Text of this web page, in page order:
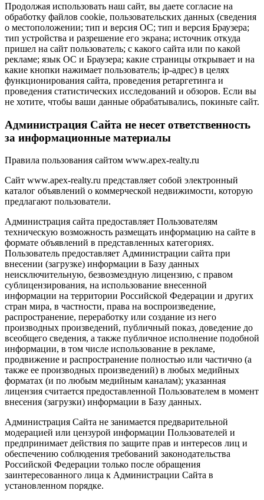
Продолжая использовать наш сайт, вы даете согласие на
обработку файлов cookie, пользовательских данных (сведения
о местоположении; тип и версия ОС; тип и версия Браузера;
тип устройства и разрешение его экрана; источник откуда
пришел на сайт пользователь; с какого сайта или по какой
рекламе; язык ОС и Браузера; какие страницы открывает и на
какие кнопки нажимает пользователь; ip-адрес) в целях
функционирования сайта, проведения ретаргетинга и
проведения статистических исследований и обзоров. Если вы
не хотите, чтобы ваши данные обрабатывались, покиньте сайт.
Администрация Сайта не несет ответственность
за информационные материалы
Правила пользования сайтом www.apex-realty.ru
Сайт www.apex-realty.ru представляет собой электронный
каталог объявлений о коммерческой недвижимости, которую
предлагают пользователи.
Администрация сайта предоставляет Пользователям
техническую возможность размещать информацию на сайте в
формате объявлений в представленных категориях.
Пользователь предоставляет Администрации сайта при
внесении (загрузке) информации в Базу данных
неисключительную, безвозмездную лицензию, с правом
сублицензирования, на использование внесенной
информации на территории Российской Федерации и других
стран мира, в частности, права на воспроизведение,
распространение, переработку или создание из него
производных произведений, публичный показ, доведение до
всеобщего сведения, а также публичное исполнение подобной
информации, в том числе использование в рекламе,
продвижение и распространение полностью или частично (а
также ее производных произведений) в любых медийных
форматах (и по любым медийным каналам); указанная
лицензия считается предоставленной Пользователем в момент
внесения (загрузки) информации в Базу данных.
Администрация Сайта не занимается предварительной
модерацией или цензурой информации Пользователей и
предпринимает действия по защите прав и интересов лиц и
обеспечению соблюдения требований законодательства
Российской Федерации только после обращения
заинтересованного лица к Администрации Сайта в
установленном порядке.